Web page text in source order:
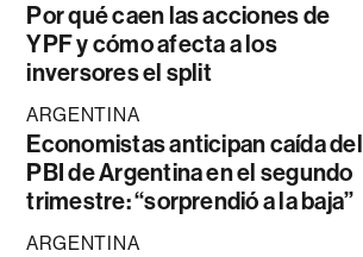
Por qué caen las acciones de
YPF y cómo afecta a los
inversores el split
ARGENTINA
Economistas anticipan caída del
PBI de Argentina en el segundo
trimestre: “sorprendió a la baja”
ARGENTINA